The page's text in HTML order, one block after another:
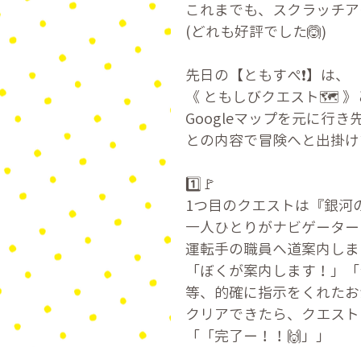
これまでも、スクラッチ
(どれも好評でした🙆)
先日の【ともすぺ❗】は、
《 ともしびクエスト🗺
Googleマップを元に行き
との内容で冒険へと出掛
1️⃣🚩
1つ目のクエストは『銀河
一人ひとりがナビゲータ
運転手の職員へ道案内し
「ぼくが案内します！」
等、的確に指示をくれた
クリアできたら、クエス
「「完了ー！！🙌」」